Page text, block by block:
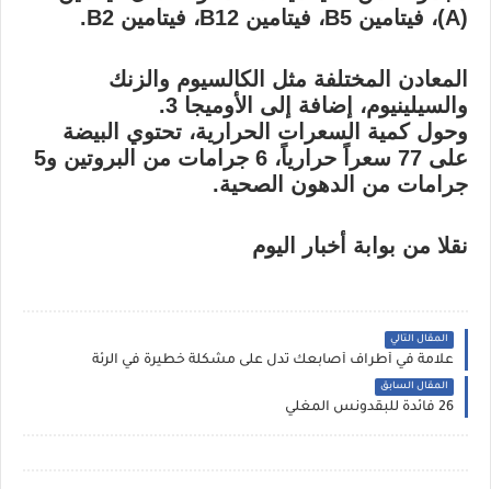
(A)، فيتامين B5، فيتامين B12، فيتامين B2.
المعادن المختلفة مثل الكالسيوم والزنك
والسيلينيوم، إضافة إلى الأوميجا 3.
وحول كمية السعرات الحرارية، تحتوي البيضة
على 77 سعراً حرارياً، 6 جرامات من البروتين و5
جرامات من الدهون الصحية.
نقلا من بوابة أخبار اليوم
المقال التالي
علامة في أطراف أصابعك تدل على مشكلة خطيرة في الرئة
المقال السابق
26 فائدة للبقدونس المغلي